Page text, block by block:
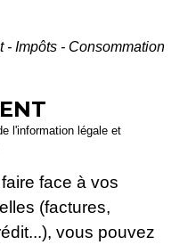
- Impôts - Consommation
l'information légale et
face à vos
(factures,
vous pouvez